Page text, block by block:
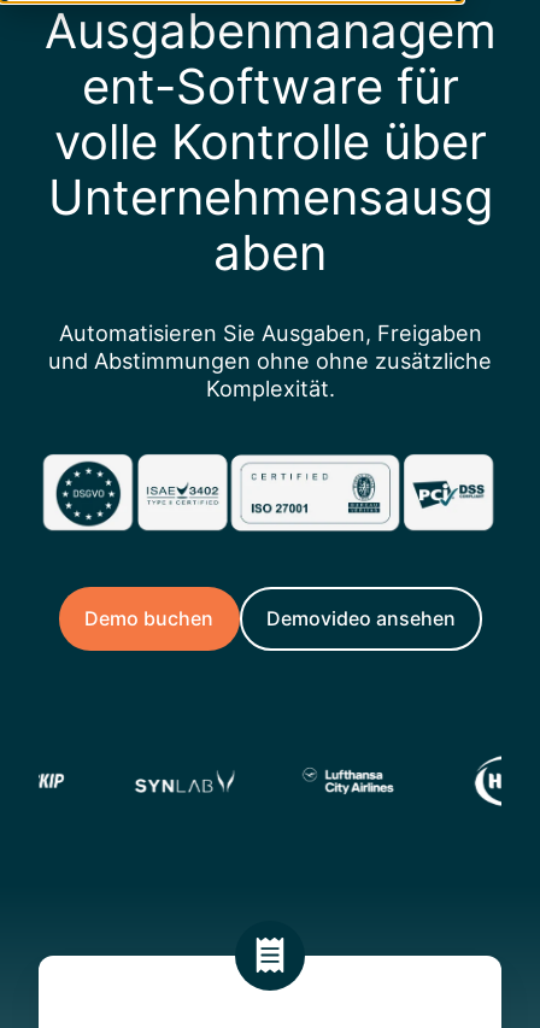
Ausgabenmanagem
ent-Software für
volle Kontrolle über
Unternehmensausg
aben
Automatisieren Sie Ausgaben, Freigaben
und Abstimmungen ohne ohne zusätzliche
Komplexität.
Demo buchen Demovideo ansehen
E
i